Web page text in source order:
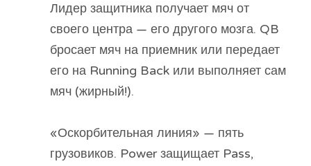
Лидер защитника получает мяч от
своего центра — его другого мозга. QB
бросает мяч на приемник или передает
его на Running Back или выполняет сам
мяч (жирный!).
«Оскорбительная линия» — пять
грузовиков. Power защищает Pass,